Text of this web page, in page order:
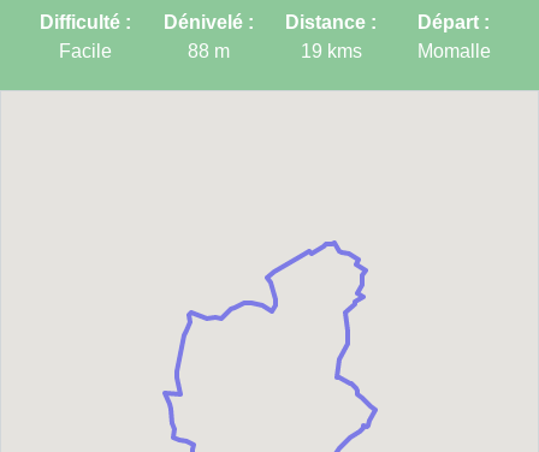
Difficulté :
Facile
Dénivelé :
88 m
Distance :
19 kms
Départ :
Momalle